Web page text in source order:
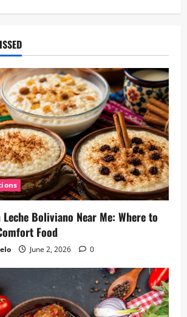
Boliviano Near Me: Where to
Food
June 2, 2026 0